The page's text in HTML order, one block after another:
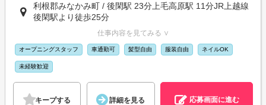
利根郡みなかみ町 / 後閑駅 23分上毛高原駅 11分JR上越線
後閑駅より徒歩25分
仕事内容を見てみる ∨
オープニングスタッフ 車通勤可 髪型自由 服装自由 ネイルOK
未経験歓迎
キープする 詳細を見る 応募画面に進む